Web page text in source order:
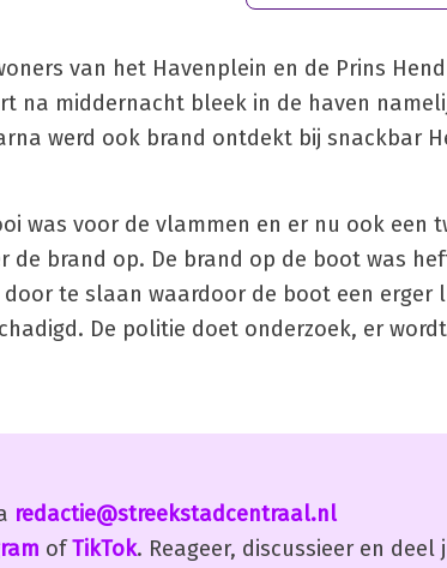
van het Havenplein en de Prins
na middernacht bleek in de haven
werd ook brand ontdekt bij snackbar
was voor de vlammen en er nu ook een
brand op. De brand op de boot was
te slaan waardoor de boot een erger
De politie doet onderzoek, er
redactie@streekstadcentraal.nl
ofTikTok. Reageer, discussieer en deel